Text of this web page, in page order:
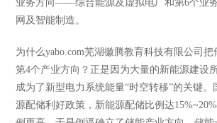
业务方向——综合能源及虚拟电厂和第6个业
网及智能制造。
为什么yabo.com芜湖徽腾教育科技有限公司
第4个产业方向？正是因为大量的新能源建设
成为了新型电力系统能量“时空转移”的关键
源配储利好政策，新能源配储比例达